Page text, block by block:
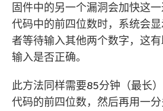
固件中的另一个漏洞会加快这
代码中的前四位数时，系统会
者等待输入其他两个数字，这
输入是否正确。
此方法同样需要85分钟（最长
代码的前四位数，然后再用一